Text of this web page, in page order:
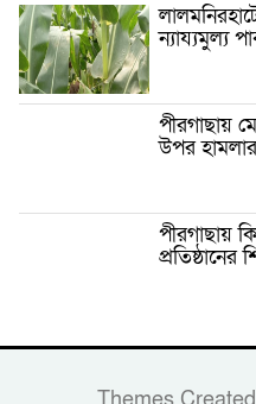
ন্যায্যমুল্য
পীরগাছায়
উপর
পীরগাছায়
প্রতিষ্ঠানের